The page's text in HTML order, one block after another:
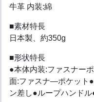
牛革 内装:綿
■素材特長
日本製、約350g
■形状特長
●本体内装:ファスナー
面:ファスナ―ポケット
ン差し●ループハンド